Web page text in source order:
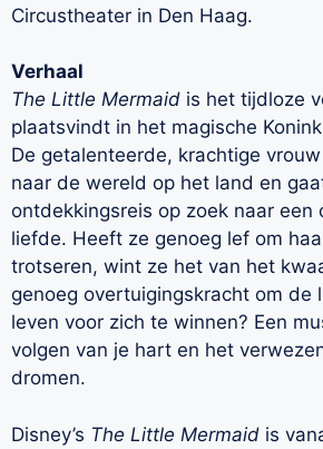
Circustheater in Den Haag.
Verhaal
The Little Mermaid is het tijdloze
plaatsvindt in het magische
De getalenteerde, krachtige
naar de wereld op het land en
ontdekkingsreis op zoek naar een
liefde. Heeft ze genoeg lef om
trotseren, wint ze het van het
genoeg overtuigingskracht om de
leven voor zich te winnen? Een
volgen van je hart en het
dromen.
Disney’s The Little Mermaid is